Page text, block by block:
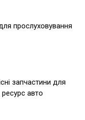
прослуховування
запчастини для
авто